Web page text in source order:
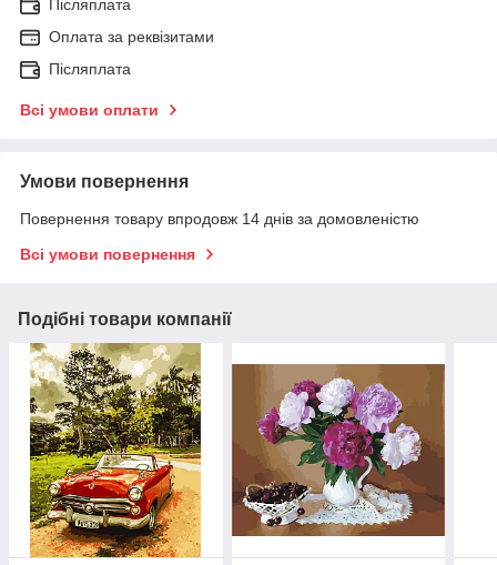
Післяплата
Оплата за реквізитами
Післяплата
Всі умови оплати
Умови повернення
Повернення товару впродовж 14 днів за домовленістю
Всі умови повернення
Подібні товари компанії